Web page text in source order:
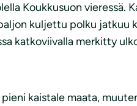
Koukkusuon vieressä.
kuljettu polku jatkuu
katkoviivalla merkitty
kaistale maata,